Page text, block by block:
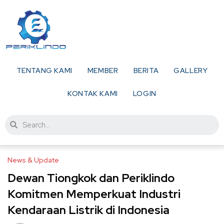
TENTANG KAMI MEMBER BERITA GALLERY
KONTAK KAMI LOGIN
News & Update
Dewan Tiongkok dan Periklindo
Komitmen Memperkuat Industri
Kendaraan Listrik di Indonesia